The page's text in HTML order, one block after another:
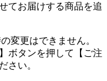
てお届けする商品を追
変更はできません。
ボタンを押して【ご注
さい。